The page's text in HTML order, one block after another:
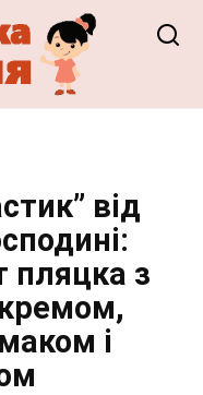
від
пляцка з
і